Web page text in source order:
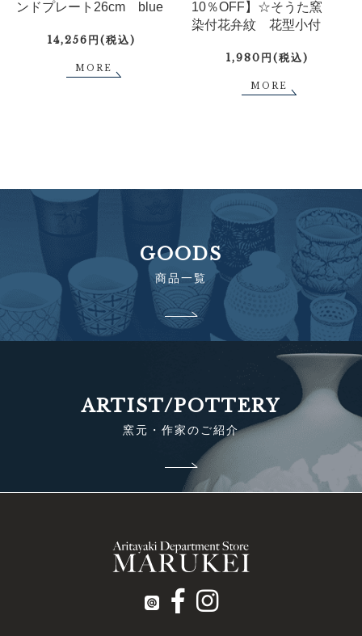
ンドプレート26cm blue
14,256円(税込)
MORE
10％OFF】☆そうた窯
染付花弁紋 花型小付
1,980円(税込)
MORE
GOODS
商品一覧
ARTIST/POTTERY
窯元・作家のご紹介